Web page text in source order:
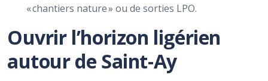
« chantiers nature » ou de sorties LPO.
Ouvrir l’horizon ligérien
autour de Saint-Ay